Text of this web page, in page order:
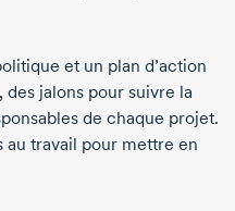
et un plan d’action
jalons pour suivre la
de chaque projet.
au travail pour mettre en